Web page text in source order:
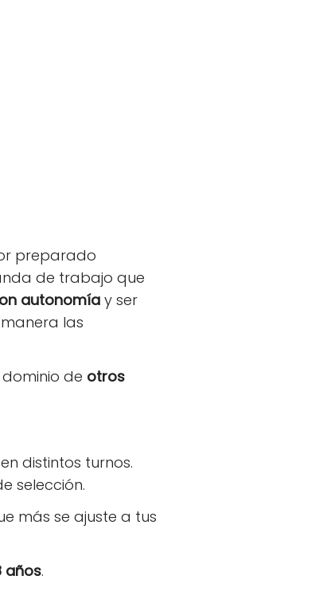
preparado
de trabajo que
autonomíay ser
las
de otros
distintos turnos.
selección.
más se ajuste a tus
años.